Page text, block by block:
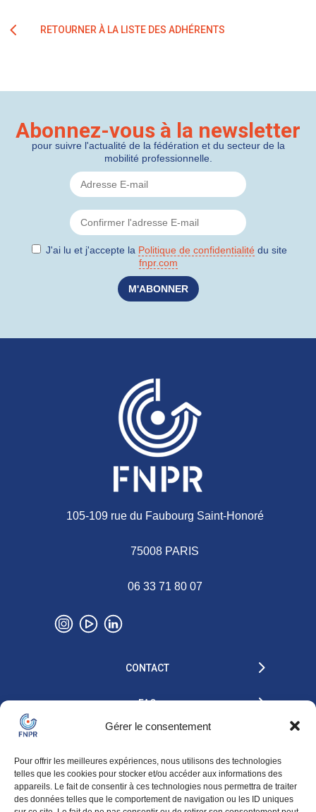
Gérer le consentement
Pour offrir les meilleures expériences, nous utilisons des technologies
telles que les cookies pour stocker et/ou accéder aux informations des
appareils. Le fait de consentir à ces technologies nous permettra de traiter
des données telles que le comportement de navigation ou les ID uniques
RETOURNER À LA LISTE DES ADHÉRENTS
Abonnez-vous à la newsletter
pour suivre l'actualité de la fédération et du secteur de la
mobilité professionnelle.
J'ai lu et j'accepte la Politique de confidentialité du site
fnpr.com
105-109 rue du Faubourg Saint-Honoré
75008 PARIS
06 33 71 80 07
CONTACT
FAQ